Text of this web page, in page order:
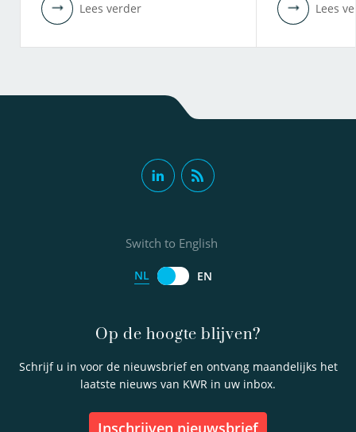
Lees verder Lees
Op de hoogte blijven?
Schrijf u in voor de nieuwsbrief en ontvang maandelijks het
laatste nieuws van KWR in uw inbox.
inschrijven nieuwsbrief
Switch to English
NL EN